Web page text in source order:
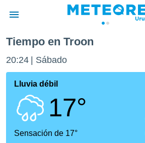
de
ha
para
que se
calidad.
a este
Tiempo en Troon
20:24 Sábado
Lluvia débil
17°
Sensación de 17°